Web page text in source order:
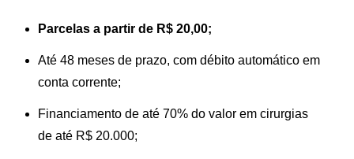
Parcelas a partir de R$ 20,00;
Até 48 meses de prazo, com débito automático em
conta corrente;
Financiamento de até 70% do valor em cirurgias
de até R$ 20.000;